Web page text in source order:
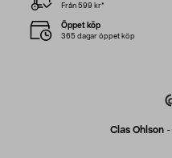
Clas Ohlson -
Från 599 kr*
Öppet köp
365 dagar öppet köp